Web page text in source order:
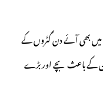
بھی آئے دن گٹروں کے
کے باعث بچے اور بڑے